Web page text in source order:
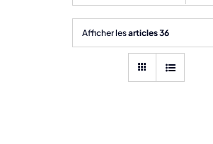
Afficher lesarticles 36